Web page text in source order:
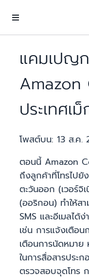
แคมเปญ
Amazon
ประเทศเ
โพสต์บน: 13 ส.ค.
ตอนนี้ Amazon
ถึงลูกค้าที่โทรไปยั
ตะวันออก (เวอร์จิ
(ออริกอน) ทำให้ส
SMS และอีเมลได้
เช่น การแจ้งเตือ
เตือนการนัดหมาย
ในการสื่อสารประ
ตรวจสอบจุดโทร